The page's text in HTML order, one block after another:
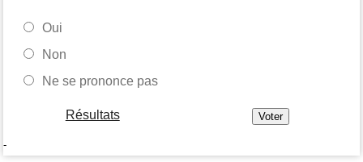
Oui
Non
Ne se prononce pas
Résultats
-